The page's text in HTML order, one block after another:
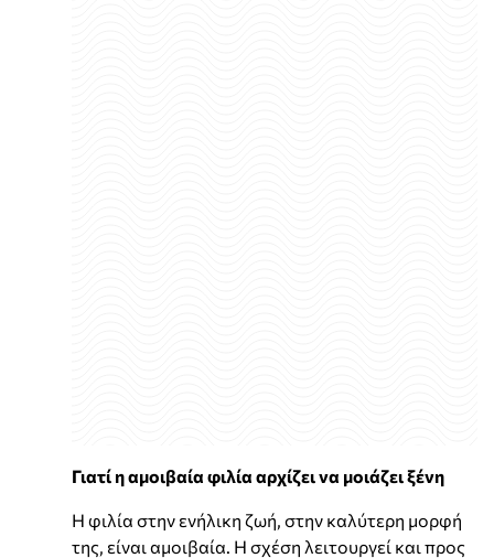
Γιατί η αμοιβαία φιλία αρχίζει να μοιάζει ξένη
Η φιλία στην ενήλικη ζωή, στην καλύτερη μορφή
της, είναι αμοιβαία. Η σχέση λειτουργεί και προς